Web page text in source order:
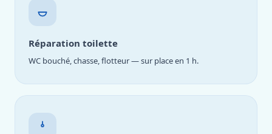
Réparation toilette
WC bouché, chasse, flotteur — sur place en 1 h.